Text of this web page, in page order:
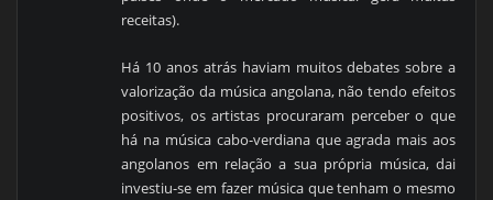
receitas).
Há 10 anos atrás haviam muitos debates sobre a
valorização da música angolana, não tendo efeitos
positivos, os artistas procuraram perceber o que
há na música cabo-verdiana que agrada mais aos
angolanos em relação a sua própria música, dai
investiu-se em fazer música que tenham o mesmo